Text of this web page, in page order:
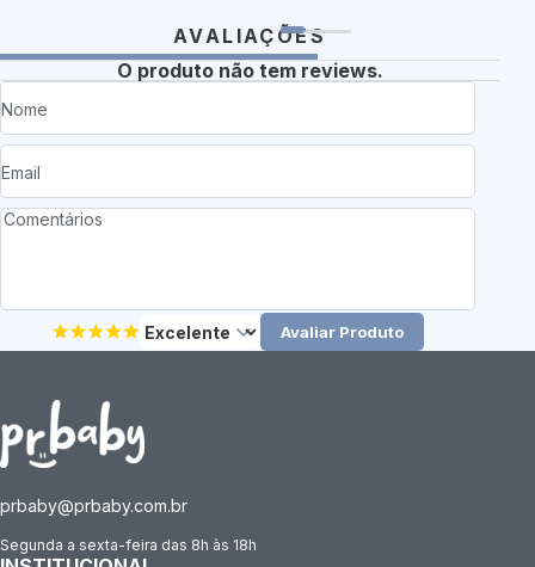
AVALIAÇÕES
O produto não tem reviews.
Avaliar Produto
prbaby@prbaby.com.br
Segunda a sexta-feira das 8h às 18h